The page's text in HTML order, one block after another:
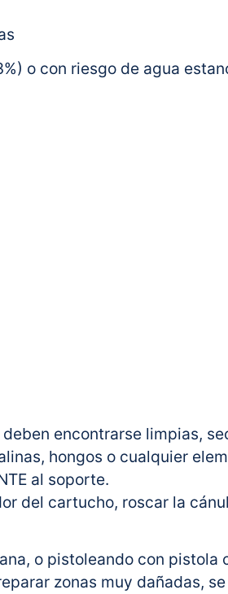
o con riesgo de agua
encontrarse limpias,
hongos o cualquier
al soporte.
del cartucho, roscar la
o pistoleando con
zonas muy dañadas,